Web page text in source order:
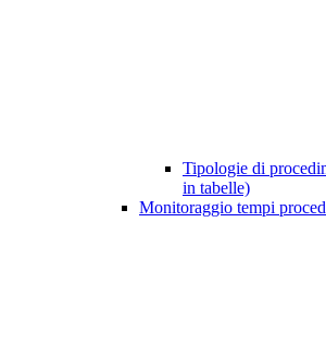
Tipologie di
in tabelle)
Monitoraggio tempi